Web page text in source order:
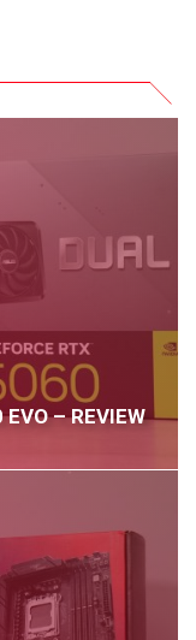
EVO – REVIEW